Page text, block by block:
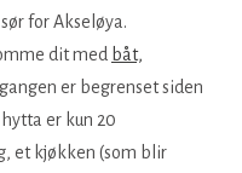
for Akseløya.
dit med båt,
er begrenset siden
er kun 20
et kjøkken (som blir